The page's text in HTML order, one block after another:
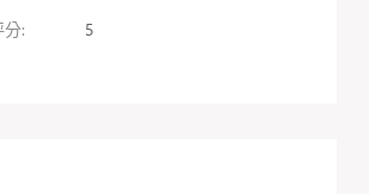
分:
5